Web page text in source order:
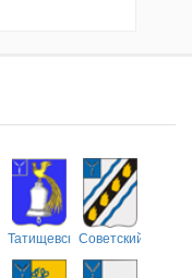
ТатищевскийСоветский